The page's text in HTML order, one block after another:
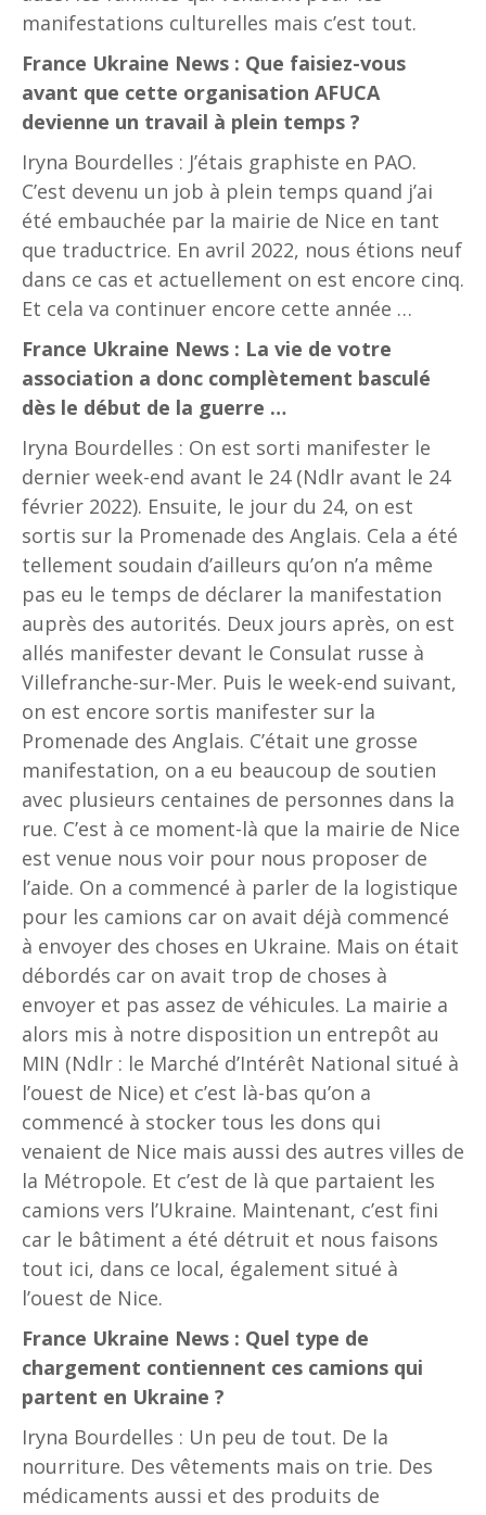
manifestations culturelles mais c’est tout.
France Ukraine News : Que faisiez-vous
avant que cette organisation AFUCA
devienne un travail à plein temps ?
Iryna Bourdelles : J’étais graphiste en PAO.
C’est devenu un job à plein temps quand j’ai
été embauchée par la mairie de Nice en tant
que traductrice. En avril 2022, nous étions neuf
dans ce cas et actuellement on est encore cinq.
Et cela va continuer encore cette année …
France Ukraine News : La vie de votre
association a donc complètement basculé
dès le début de la guerre …
Iryna Bourdelles : On est sorti manifester le
dernier week-end avant le 24 (Ndlr avant le 24
février 2022). Ensuite, le jour du 24, on est
sortis sur la Promenade des Anglais. Cela a été
tellement soudain d’ailleurs qu’on n’a même
pas eu le temps de déclarer la manifestation
auprès des autorités. Deux jours après, on est
allés manifester devant le Consulat russe à
Villefranche-sur-Mer. Puis le week-end suivant,
on est encore sortis manifester sur la
Promenade des Anglais. C’était une grosse
manifestation, on a eu beaucoup de soutien
avec plusieurs centaines de personnes dans la
rue. C’est à ce moment-là que la mairie de Nice
est venue nous voir pour nous proposer de
l’aide. On a commencé à parler de la logistique
pour les camions car on avait déjà commencé
à envoyer des choses en Ukraine. Mais on était
débordés car on avait trop de choses à
envoyer et pas assez de véhicules. La mairie a
alors mis à notre disposition un entrepôt au
MIN (Ndlr : le Marché d’Intérêt National situé à
l’ouest de Nice) et c’est là-bas qu’on a
commencé à stocker tous les dons qui
venaient de Nice mais aussi des autres villes de
la Métropole. Et c’est de là que partaient les
camions vers l’Ukraine. Maintenant, c’est fini
car le bâtiment a été détruit et nous faisons
tout ici, dans ce local, également situé à
l’ouest de Nice.
France Ukraine News : Quel type de
chargement contiennent ces camions qui
partent en Ukraine ?
Iryna Bourdelles : Un peu de tout. De la
nourriture. Des vêtements mais on trie. Des
médicaments aussi et des produits de